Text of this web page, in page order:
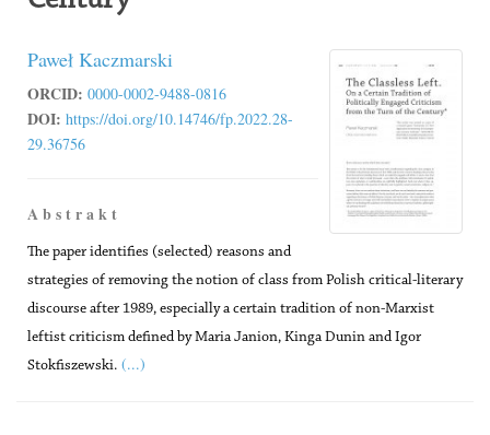
Paweł Kaczmarski
ORCID: 0000-0002-9488-0816
DOI: https://doi.org/10.14746/fp.2022.28-
29.36756
A b s t r a k t
The paper identifies (selected) reasons and
strategies of removing the notion of class from Polish critical-literary
discourse after 1989, especially a certain tradition of non-Marxist
leftist criticism defined by Maria Janion, Kinga Dunin and Igor
Stokfiszewski. (...)